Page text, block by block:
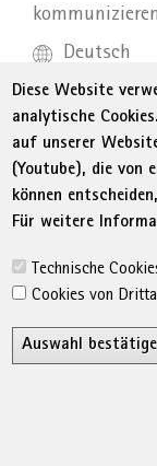
kommunizieren
Deutsch
On
DETAILS
INITIATIVE PID
Wie Sie Ihren
Diese Website
analytische
auf unserer
(Youtube), die von
können
Für weitere
Technische
Cookies von
Auswahl